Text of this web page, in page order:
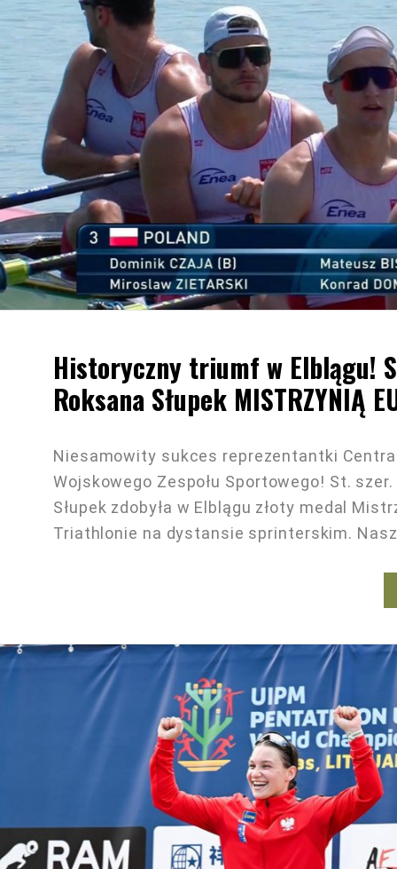
Historyczny triumf w Elblągu!
Roksana Słupek MISTRZYNIĄ
Niesamowity sukces reprezentantki
Wojskowego Zespołu Sportowego! St.
Słupek zdobyła w Elblągu złoty medal
Triathlonie na dystansie sprinterskim.